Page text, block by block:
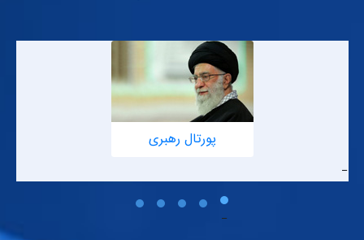
پورتال رهبری